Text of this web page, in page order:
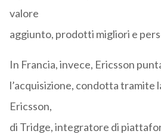
valore
aggiunto, prodotti migliori e
In Francia, invece, Ericsson
l’acquisizione, condotta tramite
Ericsson,
di Tridge, integratore di